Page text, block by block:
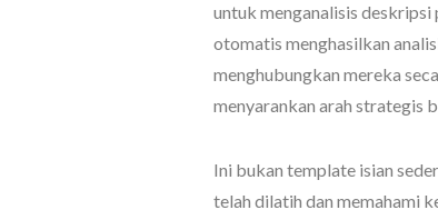
untuk menganalisis deskripsi
otomatis menghasilkan
menghubungkan mereka
menyarankan arah strategis
Ini bukan template isian
telah dilatih dan memahami